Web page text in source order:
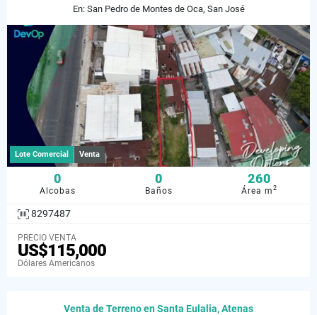
En: San Pedro de Montes de Oca, San José
Lote Comercial Venta
0
Alcobas
0
Baños
260
Área m2
8297487
PRECIO VENTA
US$115,000
Dólares Americanos
Venta de Terreno en Santa Eulalia, Atenas